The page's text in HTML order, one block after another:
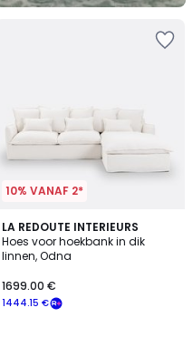
10% VANAF 2*
LA REDOUTE INTERIEURS
Hoes voor hoekbank in dik
linnen, Odna
1444.15 €
1699.00 €
2
Kleuren